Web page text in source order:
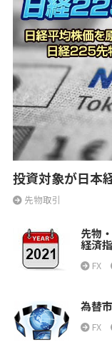
投資対象が日本
先物取引
先物
経済
FX
為替
FX